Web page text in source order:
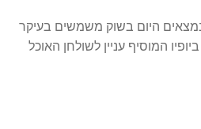
היום בשוק משמשים בעיקר
המוסיף עניין לשולחן האוכל